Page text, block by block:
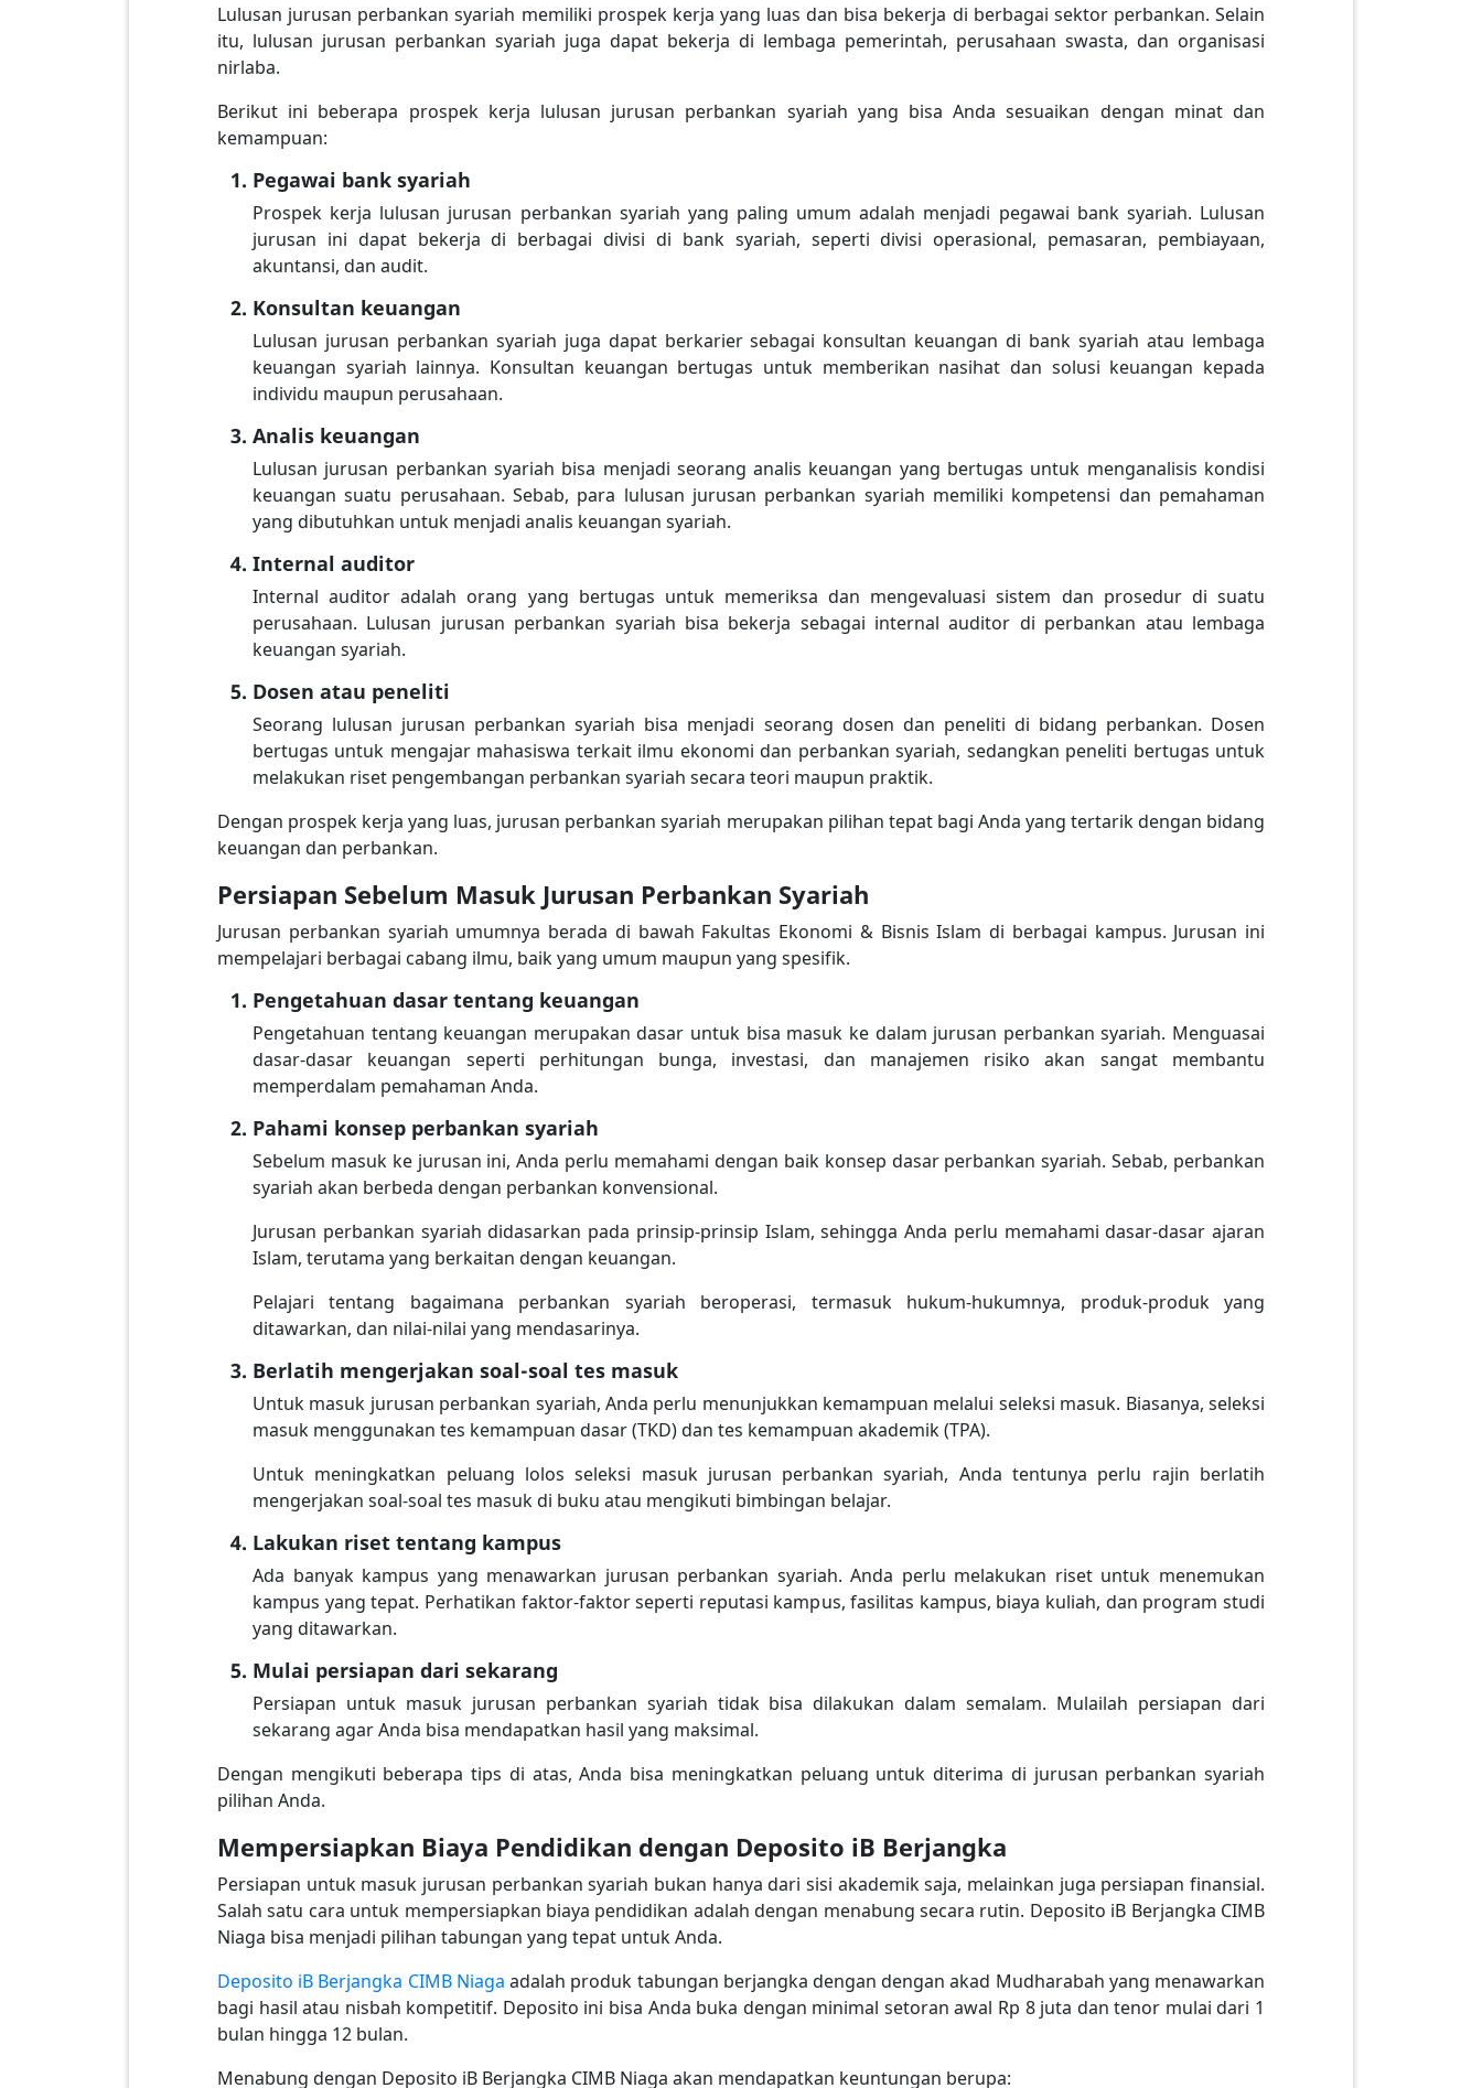
Lulusan jurusan perbankan syariah memiliki prospek kerja yang luas dan bisa bekerja di berbagai sektor perbankan. Selain
itu, lulusan jurusan perbankan syariah juga dapat bekerja di lembaga pemerintah, perusahaan swasta, dan organisasi
nirlaba.
Berikut ini beberapa prospek kerja lulusan jurusan perbankan syariah yang bisa Anda sesuaikan dengan minat dan
kemampuan:
Pegawai bank syariah
Prospek kerja lulusan jurusan perbankan syariah yang paling umum adalah menjadi pegawai bank syariah. Lulusan
jurusan ini dapat bekerja di berbagai divisi di bank syariah, seperti divisi operasional, pemasaran, pembiayaan,
akuntansi, dan audit.
Konsultan keuangan
Lulusan jurusan perbankan syariah juga dapat berkarier sebagai konsultan keuangan di bank syariah atau lembaga
keuangan syariah lainnya. Konsultan keuangan bertugas untuk memberikan nasihat dan solusi keuangan kepada
individu maupun perusahaan.
Analis keuangan
Lulusan jurusan perbankan syariah bisa menjadi seorang analis keuangan yang bertugas untuk menganalisis kondisi
keuangan suatu perusahaan. Sebab, para lulusan jurusan perbankan syariah memiliki kompetensi dan pemahaman
yang dibutuhkan untuk menjadi analis keuangan syariah.
Internal auditor
Internal auditor adalah orang yang bertugas untuk memeriksa dan mengevaluasi sistem dan prosedur di suatu
perusahaan. Lulusan jurusan perbankan syariah bisa bekerja sebagai internal auditor di perbankan atau lembaga
keuangan syariah.
Dosen atau peneliti
Seorang lulusan jurusan perbankan syariah bisa menjadi seorang dosen dan peneliti di bidang perbankan. Dosen
bertugas untuk mengajar mahasiswa terkait ilmu ekonomi dan perbankan syariah, sedangkan peneliti bertugas untuk
melakukan riset pengembangan perbankan syariah secara teori maupun praktik.
Dengan prospek kerja yang luas, jurusan perbankan syariah merupakan pilihan tepat bagi Anda yang tertarik dengan bidang
keuangan dan perbankan.
Persiapan Sebelum Masuk Jurusan Perbankan Syariah
Jurusan perbankan syariah umumnya berada di bawah Fakultas Ekonomi & Bisnis Islam di berbagai kampus. Jurusan ini
mempelajari berbagai cabang ilmu, baik yang umum maupun yang spesifik.
Pengetahuan dasar tentang keuangan
Pengetahuan tentang keuangan merupakan dasar untuk bisa masuk ke dalam jurusan perbankan syariah. Menguasai
dasar-dasar keuangan seperti perhitungan bunga, investasi, dan manajemen risiko akan sangat membantu
memperdalam pemahaman Anda.
Pahami konsep perbankan syariah
Sebelum masuk ke jurusan ini, Anda perlu memahami dengan baik konsep dasar perbankan syariah. Sebab, perbankan
syariah akan berbeda dengan perbankan konvensional.
Jurusan perbankan syariah didasarkan pada prinsip-prinsip Islam, sehingga Anda perlu memahami dasar-dasar ajaran
Islam, terutama yang berkaitan dengan keuangan.
Pelajari tentang bagaimana perbankan syariah beroperasi, termasuk hukum-hukumnya, produk-produk yang
ditawarkan, dan nilai-nilai yang mendasarinya.
Berlatih mengerjakan soal-soal tes masuk
Untuk masuk jurusan perbankan syariah, Anda perlu menunjukkan kemampuan melalui seleksi masuk. Biasanya, seleksi
masuk menggunakan tes kemampuan dasar (TKD) dan tes kemampuan akademik (TPA).
Untuk meningkatkan peluang lolos seleksi masuk jurusan perbankan syariah, Anda tentunya perlu rajin berlatih
mengerjakan soal-soal tes masuk di buku atau mengikuti bimbingan belajar.
Lakukan riset tentang kampus
Ada banyak kampus yang menawarkan jurusan perbankan syariah. Anda perlu melakukan riset untuk menemukan
kampus yang tepat. Perhatikan faktor-faktor seperti reputasi kampus, fasilitas kampus, biaya kuliah, dan program studi
yang ditawarkan.
Mulai persiapan dari sekarang
Persiapan untuk masuk jurusan perbankan syariah tidak bisa dilakukan dalam semalam. Mulailah persiapan dari
sekarang agar Anda bisa mendapatkan hasil yang maksimal.
Dengan mengikuti beberapa tips di atas, Anda bisa meningkatkan peluang untuk diterima di jurusan perbankan syariah
pilihan Anda.
Mempersiapkan Biaya Pendidikan dengan Deposito iB Berjangka
Persiapan untuk masuk jurusan perbankan syariah bukan hanya dari sisi akademik saja, melainkan juga persiapan finansial.
Salah satu cara untuk mempersiapkan biaya pendidikan adalah dengan menabung secara rutin. Deposito iB Berjangka CIMB
Niaga bisa menjadi pilihan tabungan yang tepat untuk Anda.
Deposito iB Berjangka CIMB Niaga adalah produk tabungan berjangka dengan dengan akad Mudharabah yang menawarkan
bagi hasil atau nisbah kompetitif. Deposito ini bisa Anda buka dengan minimal setoran awal Rp 8 juta dan tenor mulai dari 1
bulan hingga 12 bulan.
Menabung dengan Deposito iB Berjangka CIMB Niaga akan mendapatkan keuntungan berupa: